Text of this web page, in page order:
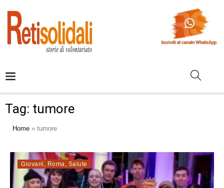
Tag: tumore
Home » tumore
Giovani , Roma, Salute